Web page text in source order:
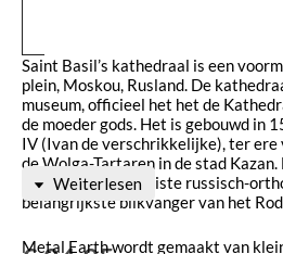
Saint Basil’s kathedraal is een
plein, Moskou, Rusland. De
museum, officieel het het de
de moeder gods. Het is gebouwd in
IV (Ivan de verschrikkelijke), ter ere
de Wolga-Tartaren in de stad
als één van de mooiste russisch-
belangrijkste blikvanger van het
Metal Earth wordt gemaakt van
Weiterlesen